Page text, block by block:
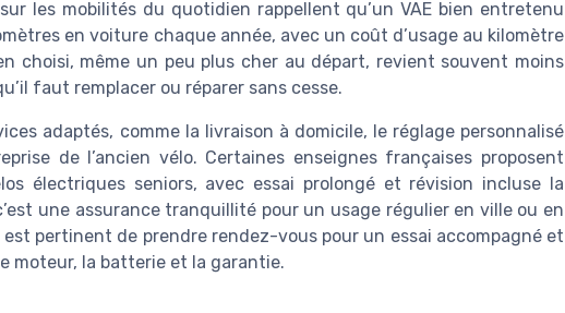
sur les mobilités du quotidien rappellent qu’un VAE bien entretenu
en voiture chaque année, avec un coût d’usage au kilomètre
choisi, même un peu plus cher au départ, revient souvent moins
faut remplacer ou réparer sans cesse.
adaptés, comme la livraison à domicile, le réglage personnalisé
de l’ancien vélo. Certaines enseignes françaises proposent
électriques seniors, avec essai prolongé et révision incluse la
une assurance tranquillité pour un usage régulier en ville ou en
pertinent de prendre rendez-vous pour un essai accompagné et
moteur, la batterie et la garantie.